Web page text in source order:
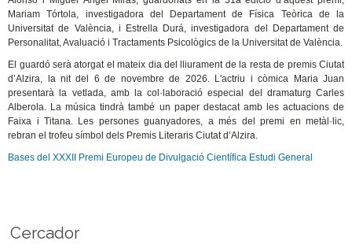
Mariam Tórtola, investigadora del Departament de Física Teòrica de la
Universitat de València, i Estrella Durá, investigadora del Departament de
Personalitat, Avaluació i Tractaments Psicològics de la Universitat de València.
El guardó serà atorgat el mateix dia del lliurament de la resta de premis Ciutat
d’Alzira, la nit del 6 de novembre de 2026. L'actriu i còmica Maria Juan
presentarà la vetlada, amb la col·laboració especial del dramaturg Carles
Alberola. La música tindrà també un paper destacat amb les actuacions de
Faixa i Titana. Les persones guanyadores, a més del premi en metàl·lic,
rebran el trofeu símbol dels Premis Literaris Ciutat d’Alzira.
Bases del XXXII Premi Europeu de Divulgació Científica Estudi General
Cercador